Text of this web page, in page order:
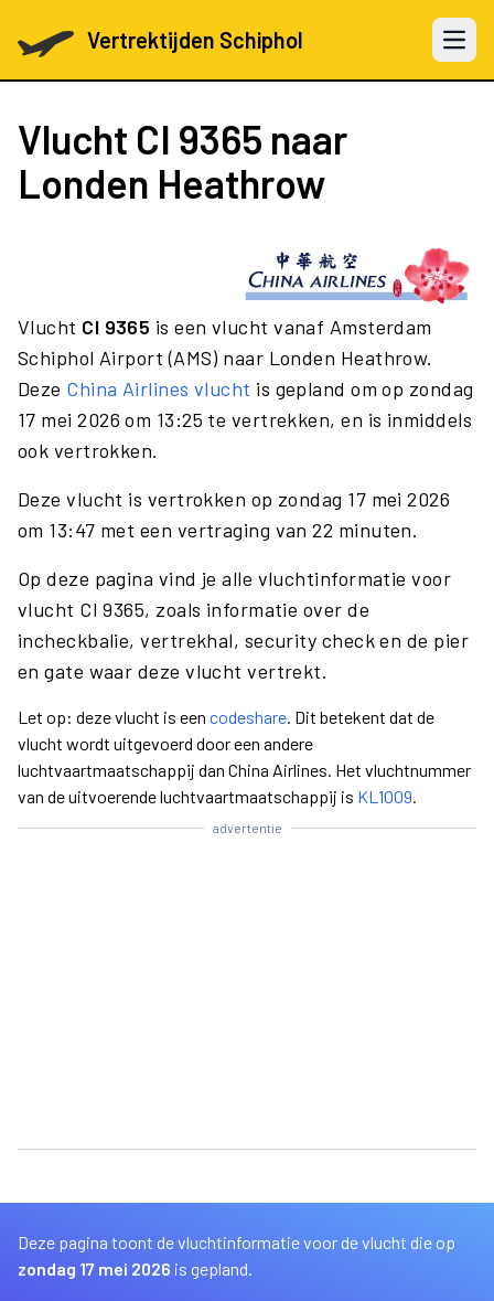
Vertrektijden Schiphol Open
Vlucht CI 9365 naar
Londen Heathrow
Vlucht CI 9365 is een vlucht vanaf Amsterdam
Schiphol Airport (AMS) naar Londen Heathrow.
Deze China Airlines vlucht is gepland om op zondag
17 mei 2026 om 13:25 te vertrekken, en is inmiddels
ook vertrokken.
Deze vlucht is vertrokken op zondag 17 mei 2026
om 13:47 met een vertraging van 22 minuten.
Op deze pagina vind je alle vluchtinformatie voor
vlucht CI 9365, zoals informatie over de
incheckbalie, vertrekhal, security check en de pier
en gate waar deze vlucht vertrekt.
Let op: deze vlucht is een codeshare. Dit betekent dat de
vlucht wordt uitgevoerd door een andere
luchtvaartmaatschappij dan China Airlines. Het vluchtnummer
van de uitvoerende luchtvaartmaatschappij is KL1009.
advertentie
Deze pagina toont de vluchtinformatie voor de vlucht die op
zondag 17 mei 2026 is gepland.